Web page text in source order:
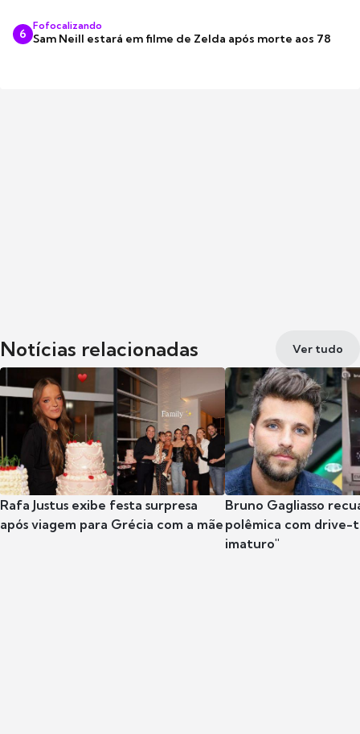
6
Fofocalizando
Sam Neill estará em filme de Zelda após morte aos 78
Notícias relacionadas Ver tudo
Rafa Justus exibe festa surpresa
após viagem para Grécia com a mãe
Bruno Gagliasso
polêmica com drive-
imaturo"